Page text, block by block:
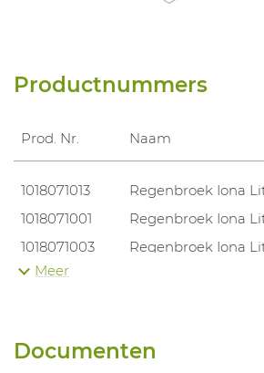
Productnummers
Prod. Nr. Naam
1018071013 Regenbroek Iona
1018071001
Regenbroek Iona
1018071003
Regenbroek Iona
1018071005
1018071011
Regenbroek Iona
Meer
Documenten